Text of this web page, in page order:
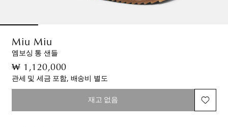
Miu Miu
엠보싱 통 샌들
₩ 1,120,000original price
관세 및 세금 포함, 배송비 별도
재고 없음